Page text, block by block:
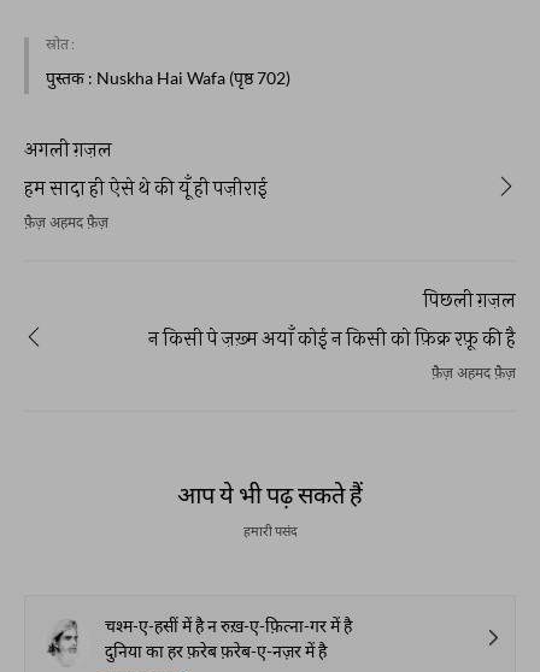
स्रोत :
पुस्तक : Nuskha Hai Wafa (पृष्ठ 702)
अगली ग़ज़ल
हम सादा ही ऐसे थे की यूँ ही पज़ीराई
फ़ैज़ अहमद फ़ैज़
पिछली ग़ज़ल
न किसी पे ज़ख़्म अयाँ कोई न किसी को फ़िक्र रफ़ू की है
फ़ैज़ अहमद फ़ैज़
REKHTA RECENT